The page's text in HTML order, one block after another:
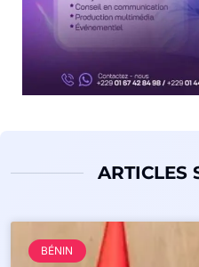
ARTICLES
BÉNIN